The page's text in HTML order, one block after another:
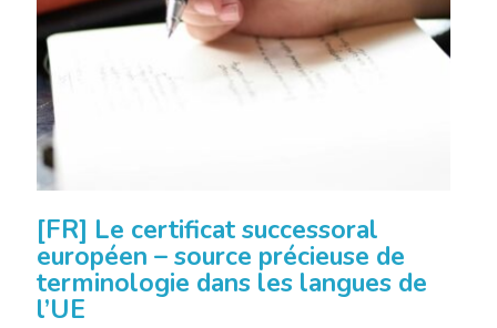
[FR] Le certificat successoral
européen – source précieuse de
terminologie dans les langues de
l’UE